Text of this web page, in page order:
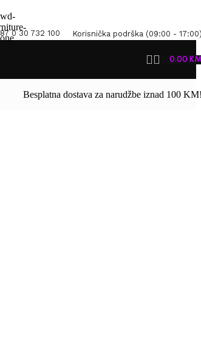
0 30 732 100 Korisnička podrška (09:00 -
0.00
Besplatna dostava za narudžbe iznad 100